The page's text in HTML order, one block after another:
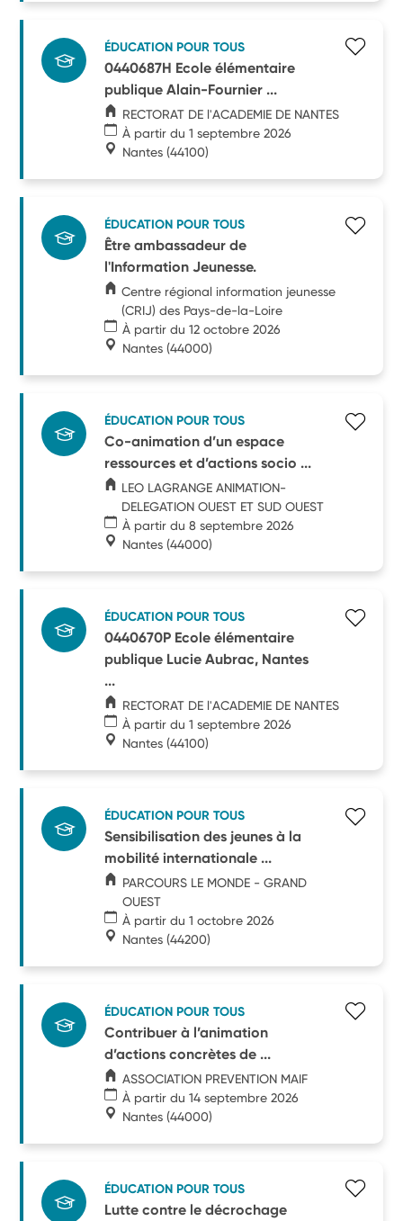
ÉDUCATION POUR TOUS
0440687H Ecole élémentaire
publique Alain-Fournier ...
RECTORAT DE l'ACADEMIE DE NANTES
À partir du 1 septembre 2026
Nantes (44100)
ÉDUCATION POUR TOUS
Être ambassadeur de
l'Information Jeunesse.
Centre régional information jeunesse
(CRIJ) des Pays-de-la-Loire
À partir du 12 octobre 2026
Nantes (44000)
ÉDUCATION POUR TOUS
Co-animation d’un espace
ressources et d’actions socio ...
LEO LAGRANGE ANIMATION-
DELEGATION OUEST ET SUD OUEST
À partir du 8 septembre 2026
Nantes (44000)
ÉDUCATION POUR TOUS
0440670P Ecole élémentaire
publique Lucie Aubrac, Nantes
...
RECTORAT DE l'ACADEMIE DE NANTES
À partir du 1 septembre 2026
Nantes (44100)
ÉDUCATION POUR TOUS
Sensibilisation des jeunes à la
mobilité internationale ...
PARCOURS LE MONDE - GRAND
OUEST
À partir du 1 octobre 2026
Nantes (44200)
ÉDUCATION POUR TOUS
Contribuer à l’animation
d’actions concrètes de ...
ASSOCIATION PREVENTION MAIF
À partir du 14 septembre 2026
Nantes (44000)
ÉDUCATION POUR TOUS
Lutte contre le décrochage